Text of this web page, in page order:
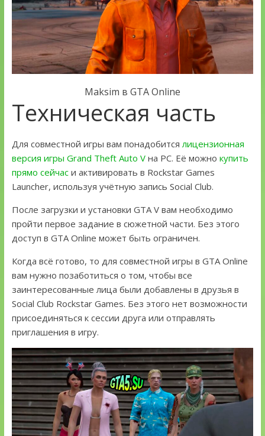
Maksim в GTA Online
Техническая часть
Для совместной игры вам понадобитсялицензионная
версия игры Grand Theft Auto Vна PC. Её можно купить
прямо сейчаси активировать в Rockstar Games
Launcher, используя учётную запись Social Club.
После загрузки и установки GTA V вам необходимо
пройти первое задание в сюжетной части. Без этого
доступ в GTA Online может быть ограничен.
Когда всё готово, то для совместной игры в GTA Online
вам нужно позаботиться о том, чтобы все
заинтересованные лица были добавлены в друзья в
Social Club Rockstar Games. Без этого нет возможности
присоединяться к сессии друга или отправлять
приглашения в игру.